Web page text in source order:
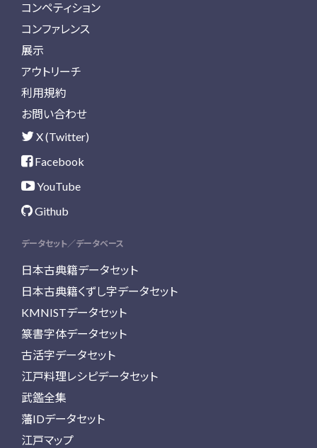
コンペティション
コンファレンス
展示
アウトリーチ
利用規約
お問い合わせ
X (Twitter)
Facebook
YouTube
Github
データセット／データベース
日本古典籍データセット
日本古典籍くずし字データセット
KMNISTデータセット
篆書字体データセット
古活字データセット
江戸料理レシピデータセット
武鑑全集
藩IDデータセット
江戸マップ